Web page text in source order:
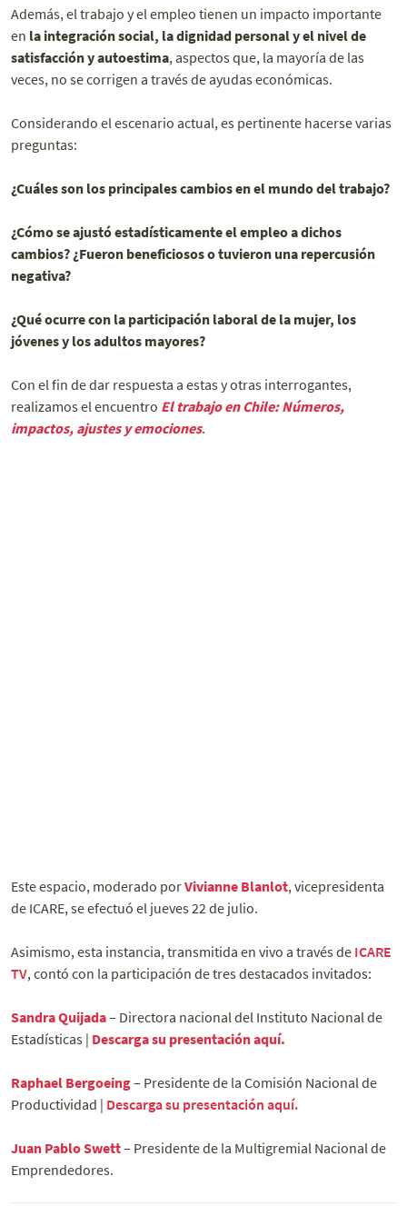
Además, el trabajo y el empleo tienen un impacto importante
en la integración social, la dignidad personal y el nivel de
satisfacción y autoestima, aspectos que, la mayoría de las
veces, no se corrigen a través de ayudas económicas.
Considerando el escenario actual, es pertinente hacerse varias
preguntas:
¿Cuáles son los principales cambios en el mundo del trabajo?
¿Cómo se ajustó estadísticamente el empleo a dichos
cambios? ¿Fueron beneficiosos o tuvieron una repercusión
negativa?
¿Qué ocurre con la participación laboral de la mujer, los
jóvenes y los adultos mayores?
Con el fin de dar respuesta a estas y otras interrogantes,
realizamos el encuentro El trabajo en Chile: Números,
impactos, ajustes y emociones.
Este espacio, moderado porVivianne Blanlot, vicepresidenta
de ICARE, se efectuó el jueves 22 de julio.
Asimismo, esta instancia, transmitida en vivo a través de ICARE
TV, contó con la participación de tres destacados invitados:
Sandra Quijada– Directora nacional del Instituto Nacional de
Estadísticas | Descarga su presentación aquí.
Raphael Bergoeing– Presidente de la Comisión Nacional de
Productividad | Descarga su presentación aquí.
Juan Pablo Swett– Presidente de la Multigremial Nacional de
Emprendedores.